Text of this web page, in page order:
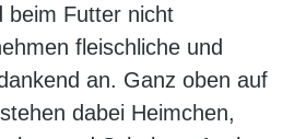
beim Futter nicht
fleischliche und
an. Ganz oben auf
dabei Heimchen,